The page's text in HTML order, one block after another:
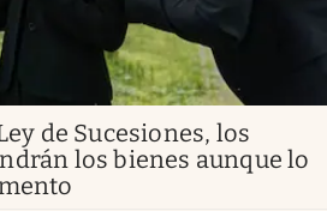
de Sucesiones, los
los bienes aunque lo